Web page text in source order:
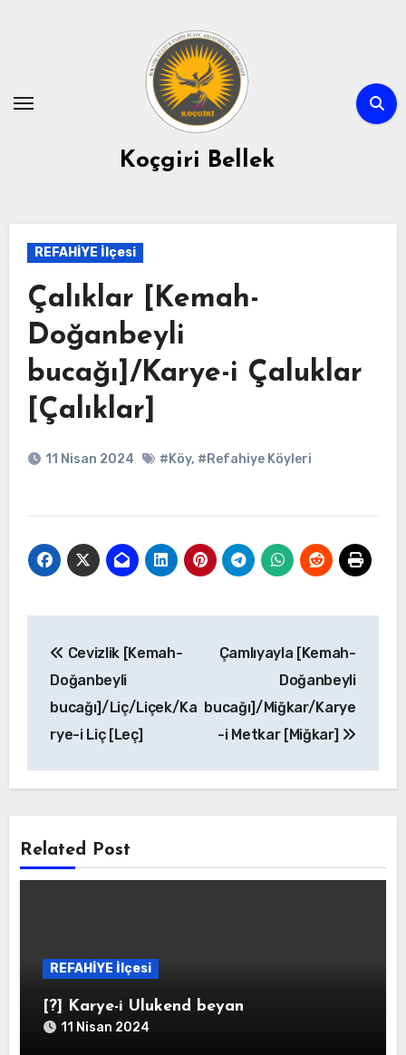
Koçgiri Bellek
REFAHİYE İlçesi
Çalıklar [Kemah-
Doğanbeyli
bucağı]/Karye-i Çaluklar
[Çalıklar]
11 Nisan 2024 #Köy, #Refahiye Köyleri
gezinmesi
Cevizlik [Kemah-
Doğanbeyli
bucağı]/Liç/Liçek/Ka
rye-i Liç [Leç]
Çamlıyayla [Kemah-
Doğanbeyli
bucağı]/Miğkar/Karye
-i Metkar [Miğkar]
Related Post
REFAHİYE İlçesi
[?] Karye-i Ulukend beyan
11 Nisan 2024